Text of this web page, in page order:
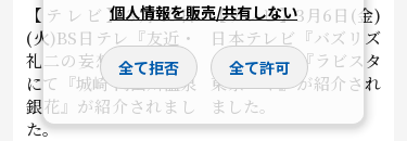
【テレビ】3月10日
(火)BS日テレ『友近・
礼二の妄想トレイン』
にて『城崎 円山川温泉
銀花』が紹介されまし
た。
【テレビ】3月6日(金)
日本テレビ『バズリズ
ム02』にて『ラビスタ
東京ベイ』が紹介され
ました。
個人情報を販売/共有しない
全て拒否 全て許可